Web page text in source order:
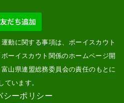
動に関する事項は、ボーイスカウト
ボーイスカウト関係のホームページ開
山県連盟総務委員会の責任のもとに
ています。
シーポリシー